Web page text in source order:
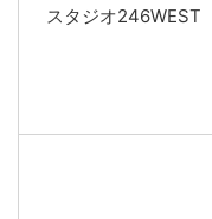
スタジオ246WEST